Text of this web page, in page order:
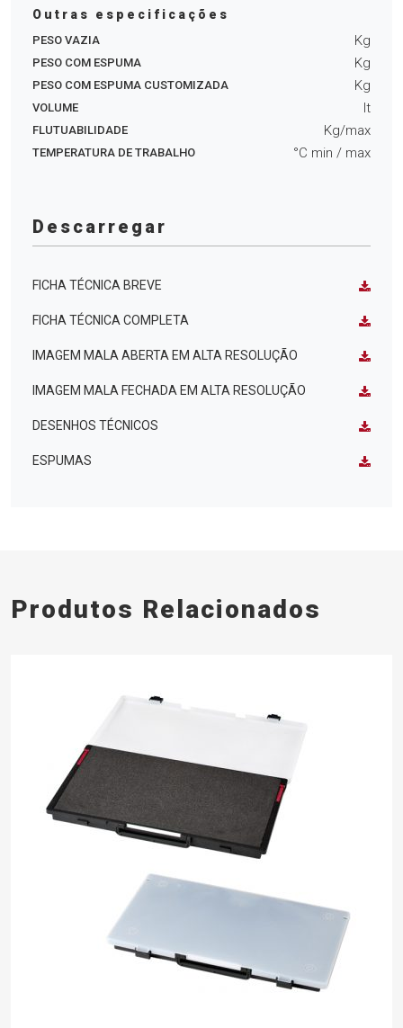
Outras especificações
PESO VAZIA Kg
PESO COM ESPUMA Kg
PESO COM ESPUMA CUSTOMIZADA Kg
VOLUME lt
FLUTUABILIDADE Kg/max
TEMPERATURA DE TRABALHO °C min / max
Descarregar
FICHA TÉCNICA BREVE
FICHA TÉCNICA COMPLETA
IMAGEM MALA ABERTA EM ALTA RESOLUÇÃO
IMAGEM MALA FECHADA EM ALTA RESOLUÇÃO
DESENHOS TÉCNICOS
ESPUMAS
Produtos Relacionados